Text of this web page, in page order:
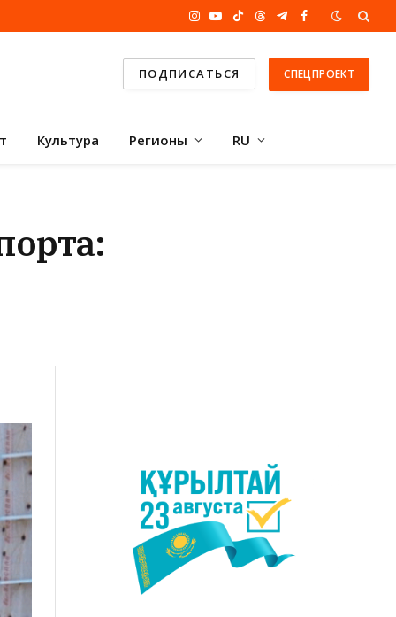
Instagram
YouTube
TikTokThreadsTelegram
Facebook
ПОДПИСАТЬСЯ СПЕЦПРОЕКТ
Культура Регионы RU